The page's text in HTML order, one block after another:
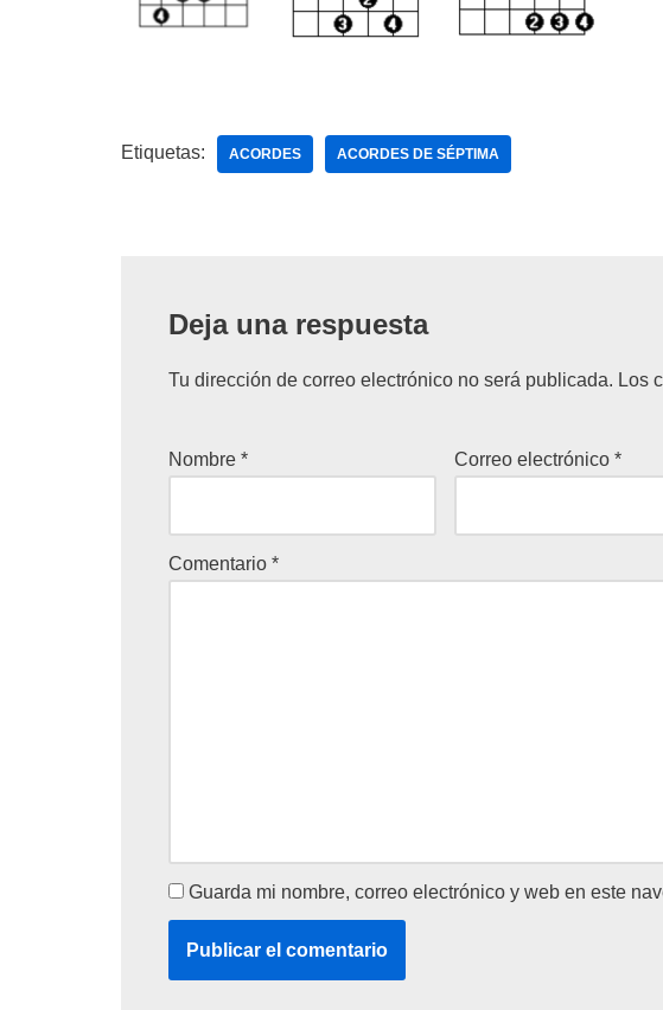
Etiquetas: ACORDES ACORDES DE SÉPTIMA
Deja una respuesta
Tu dirección de correo electrónico no será publicada. Los
Nombre * Correo electrónico*
Comentario *
Guarda mi nombre, correo electrónico y web en este